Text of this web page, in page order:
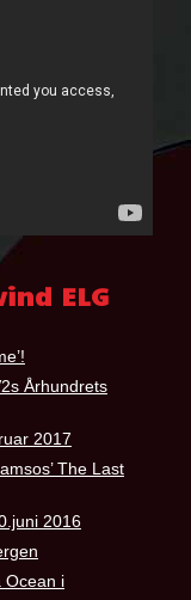
ELG
Århundrets
2017
The Last
2016
Ocean i